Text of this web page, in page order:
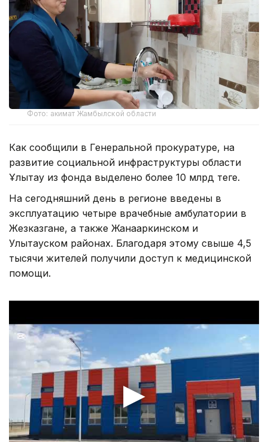
Фото: акимат Жамбылской области
Как сообщили в Генеральной прокуратуре, на
развитие социальной инфраструктуры области
Ұлытау из фонда выделено более 10 млрд теңге.
На сегодняшний день в регионе введены в
эксплуатацию четыре врачебные амбулатории в
Жезказгане, а также Жанааркинском и
Улытауском районах. Благодаря этому свыше 4,5
тысячи жителей получили доступ к медицинской
помощи.